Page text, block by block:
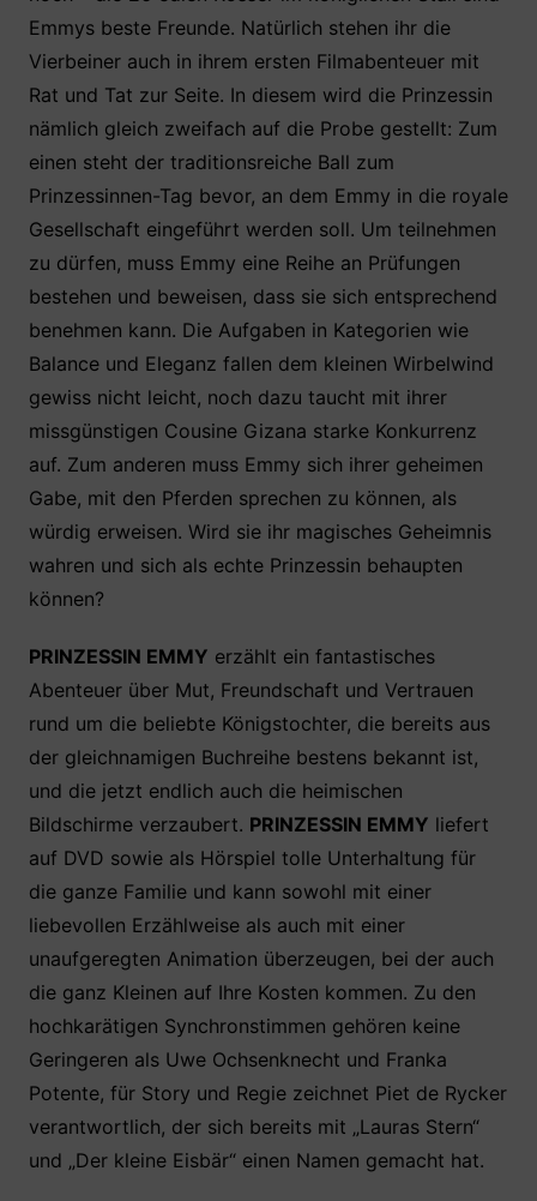
Emmys beste Freunde. Natürlich stehen ihr die
Vierbeiner auch in ihrem ersten Filmabenteuer mit
Rat und Tat zur Seite. In diesem wird die Prinzessin
nämlich gleich zweifach auf die Probe gestellt: Zum
einen steht der traditionsreiche Ball zum
Prinzessinnen-Tag bevor, an dem Emmy in die royale
Gesellschaft eingeführt werden soll. Um teilnehmen
zu dürfen, muss Emmy eine Reihe an Prüfungen
bestehen und beweisen, dass sie sich entsprechend
benehmen kann. Die Aufgaben in Kategorien wie
Balance und Eleganz fallen dem kleinen Wirbelwind
gewiss nicht leicht, noch dazu taucht mit ihrer
missgünstigen Cousine Gizana starke Konkurrenz
auf. Zum anderen muss Emmy sich ihrer geheimen
Gabe, mit den Pferden sprechen zu können, als
würdig erweisen. Wird sie ihr magisches Geheimnis
wahren und sich als echte Prinzessin behaupten
können?
PRINZESSIN EMMY erzählt ein fantastisches
Abenteuer über Mut, Freundschaft und Vertrauen
rund um die beliebte Königstochter, die bereits aus
der gleichnamigen Buchreihe bestens bekannt ist,
und die jetzt endlich auch die heimischen
Bildschirme verzaubert. PRINZESSIN EMMY liefert
auf DVD sowie als Hörspiel tolle Unterhaltung für
die ganze Familie und kann sowohl mit einer
liebevollen Erzählweise als auch mit einer
unaufgeregten Animation überzeugen, bei der auch
die ganz Kleinen auf Ihre Kosten kommen. Zu den
hochkarätigen Synchronstimmen gehören keine
Geringeren als Uwe Ochsenknecht und Franka
Potente, für Story und Regie zeichnet Piet de Rycker
verantwortlich, der sich bereits mit „Lauras Stern“
und „Der kleine Eisbär“ einen Namen gemacht hat.